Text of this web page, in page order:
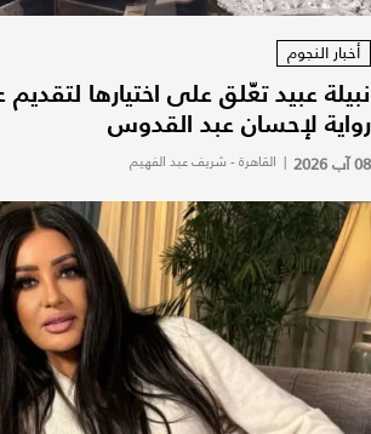
أخبار النجوم
نبيلة عبيد تعّلق على اختيارها
رواية لإحسان عبد القدوس
08 آب 2026 | القاهرة - شريف عبد الفهيم